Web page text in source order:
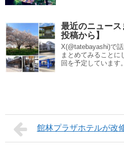
最近のニュース
投稿から】
X(@tatebayashi)で
まとめてみることに
回を予定しています
館林プラザホテルが改